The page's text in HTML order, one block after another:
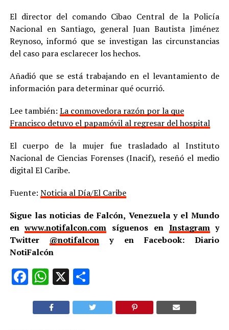
El director del comando Cibao Central de la Policía
Nacional en Santiago, general Juan Bautista Jiménez
Reynoso, informó que se investigan las circunstancias
del caso para esclarecer los hechos.
Añadió que se está trabajando en el levantamiento de
información para determinar qué ocurrió.
Lee también: La conmovedora razón por la que
Francisco detuvo el papamóvil al regresar del hospital
El cuerpo de la mujer fue trasladado al Instituto
Nacional de Ciencias Forenses (Inacif), reseñó el medio
digital El Caribe.
Fuente: Noticia al Día/El Caribe
Sigue las noticias de Falcón, Venezuela y el Mundo
enwww.notifalcon.com síguenos en Instagramy
Twitter @notifalcon y en Facebook: Diario
NotiFalcón
Facebook
WhatsApp
X Compartir